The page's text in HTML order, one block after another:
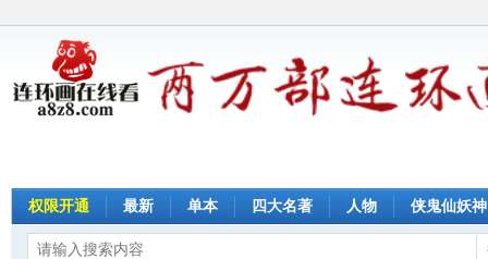
权限开通 最新 单本 四大名著 人物 侠鬼仙妖神